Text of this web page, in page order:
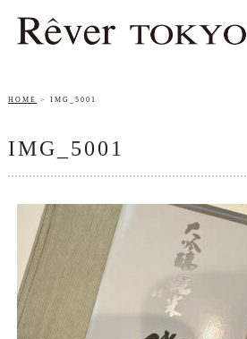
HOME IMG_5001
IMG_5001